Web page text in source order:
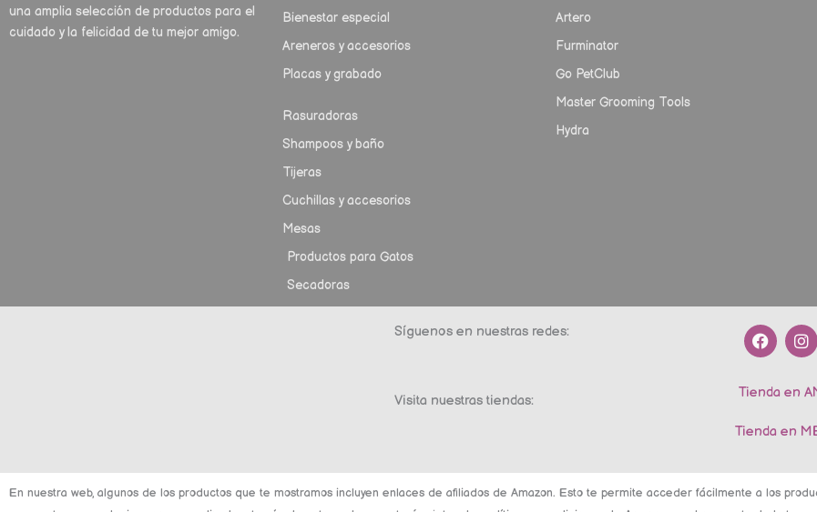
una amplia selección de productos para el
cuidado y la felicidad de tu mejor amigo.
Bienestar especial
Areneros y accesorios
Placas y grabado
Rasuradoras
Shampoos y baño
Tijeras
Cuchillas y accesorios
Mesas
Productos para Gatos
Secadoras
Artero
Furminator
Go PetClub
Master Grooming Tools
Hydra
Síguenos en nuestras redes:
F
a
b
o
I
n
a
r
Visita nuestras tiendas: Tienda en
Tienda en
En nuestra web, algunos de los productos que te mostramos incluyen enlaces de afiliados de Amazon. Esto te permite acceder fácilmente a los